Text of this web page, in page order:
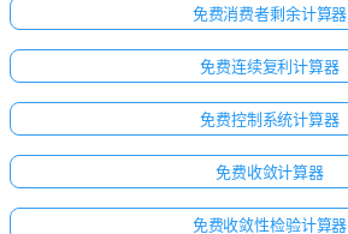
免费消费者剩余计算器
免费连续复利计算器
免费控制系统计算器
免费收敛计算器
免费收敛性检验计算器